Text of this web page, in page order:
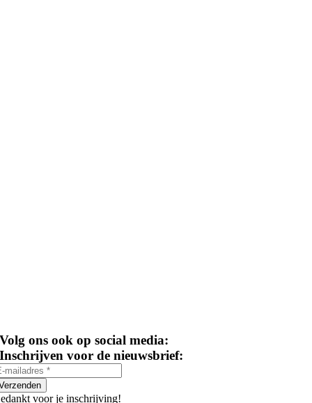
Volg ons ook op social media:
Inschrijven voor de nieuwsbrief:
voor je inschrijving!